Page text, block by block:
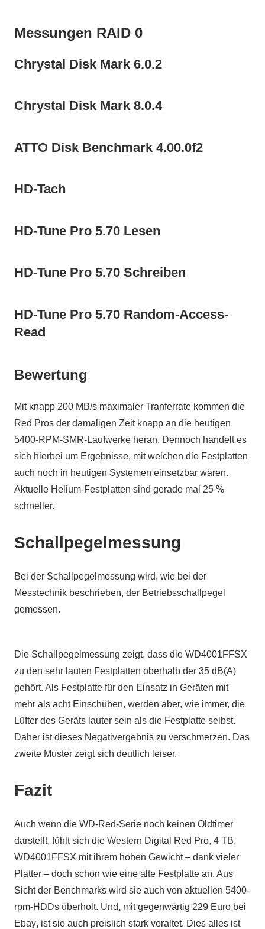
Messungen RAID 0
Chrystal Disk Mark 6.0.2
Chrystal Disk Mark 8.0.4
ATTO Disk Benchmark 4.00.0f2
HD-Tach
HD-Tune Pro 5.70 Lesen
HD-Tune Pro 5.70 Schreiben
HD-Tune Pro 5.70 Random-Access-
Read
Bewertung
Mit knapp 200 MB/s maximaler Tranferrate kommen die
Red Pros der damaligen Zeit knapp an die heutigen
5400-RPM-SMR-Laufwerke heran. Dennoch handelt es
sich hierbei um Ergebnisse, mit welchen die Festplatten
auch noch in heutigen Systemen einsetzbar wären.
Aktuelle Helium-Festplatten sind gerade mal 25 %
schneller.
Schallpegelmessung
Bei der Schallpegelmessung wird, wie bei der
Messtechnik beschrieben, der Betriebsschallpegel
gemessen.
Die Schallpegelmessung zeigt, dass die WD4001FFSX
zu den sehr lauten Festplatten oberhalb der 35 dB(A)
gehört. Als Festplatte für den Einsatz in Geräten mit
mehr als acht Einschüben, werden aber, wie immer, die
Lüfter des Geräts lauter sein als die Festplatte selbst.
Daher ist dieses Negativergebnis zu verschmerzen. Das
zweite Muster zeigt sich deutlich leiser.
Fazit
Auch wenn die WD-Red-Serie noch keinen Oldtimer
darstellt, fühlt sich die Western Digital Red Pro, 4 TB,
WD4001FFSX mit ihrem hohen Gewicht – dank vieler
Platter – doch schon wie eine alte Festplatte an. Aus
Sicht der Benchmarks wird sie auch von aktuellen 5400-
rpm-HDDs überholt. Und, mit gegenwärtig 229 Euro bei
Ebay, ist sie auch preislich stark veraltet. Dies alles ist